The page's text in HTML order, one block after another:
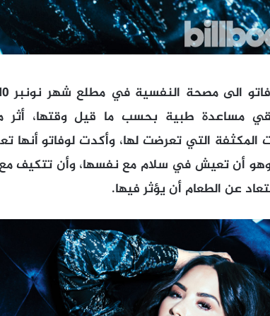
مساعدة طبية بحسب ما قيل وقتها، أثر
المكثفة التي تعرضت لها، وأكدت لوفاتو أنها
أن تعيش في سلام مع نفسها، وأن تتكيف
عن الطعام أن يؤثر فيها.